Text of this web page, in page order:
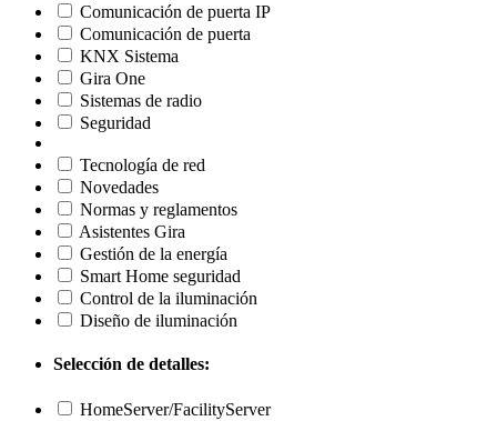
Comunicación de puerta IP
Comunicación de puerta
KNX Sistema
Gira One
Sistemas de radio
Seguridad
Tecnología de red
Novedades
Normas y reglamentos
Asistentes Gira
Gestión de la energía
Smart Home seguridad
Control de la iluminación
Diseño de iluminación
Selección de detalles:
HomeServer/FacilityServer